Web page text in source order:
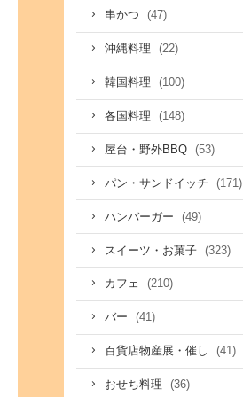
串かつ (47)
沖縄料理 (22)
韓国料理 (100)
各国料理 (148)
屋台・野外BBQ (53)
パン・サンドイッチ (171)
ハンバーガー (49)
スイーツ・お菓子 (323)
カフェ (210)
バー (41)
百貨店物産展・催し (41)
おせち料理 (36)